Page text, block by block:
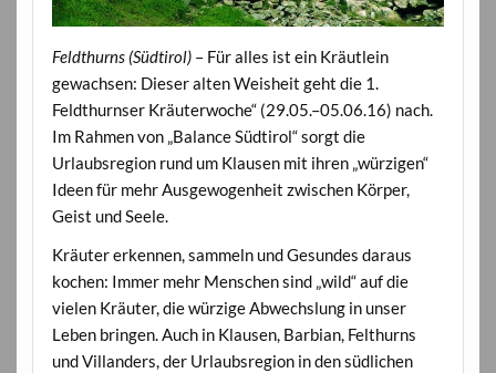
Feldthurns (Südtirol)– Für alles ist ein Kräutlein
gewachsen: Dieser alten Weisheit geht die 1.
Feldthurnser Kräuterwoche“ (29.05.–05.06.16) nach.
Im Rahmen von „Balance Südtirol“ sorgt die
Urlaubsregion rund um Klausen mit ihren „würzigen“
Ideen für mehr Ausgewogenheit zwischen Körper,
Geist und Seele.
Kräuter erkennen, sammeln und Gesundes daraus
kochen: Immer mehr Menschen sind „wild“ auf die
vielen Kräuter, die würzige Abwechslung in unser
Leben bringen. Auch in Klausen, Barbian, Felthurns
und Villanders, der Urlaubsregion in den südlichen